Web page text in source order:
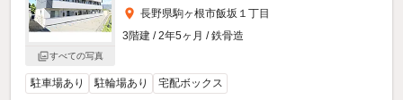
すべての写真
長野県駒ヶ根市飯坂１丁目
3階建 / 2年5ヶ月 / 鉄骨造
駐車場あり 駐輪場あり 宅配ボックス